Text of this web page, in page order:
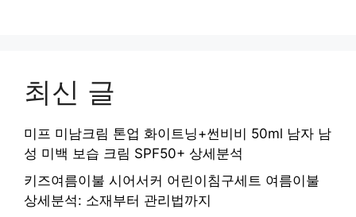
최신 글
미프 미남크림 톤업 화이트닝+썬비비 50ml 남자 남
성 미백 보습 크림 SPF50+ 상세분석
키즈여름이불 시어서커 어린이침구세트 여름이불
상세분석: 소재부터 관리법까지